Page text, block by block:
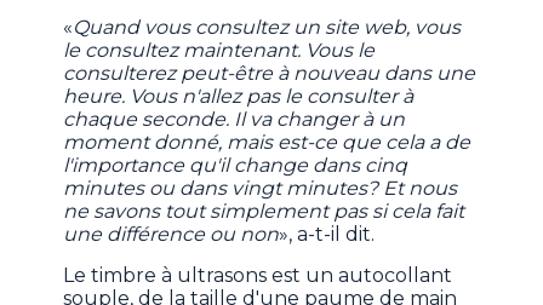
«Quand vous consultez un site web, vous
le consultez maintenant. Vous le
consulterez peut-être à nouveau dans une
heure. Vous n'allez pas le consulter à
chaque seconde. Il va changer à un
moment donné, mais est-ce que cela a de
l'importance qu'il change dans cinq
minutes ou dans vingt minutes? Et nous
ne savons tout simplement pas si cela fait
une différence ou non», a-t-il dit.
Le timbre à ultrasons est un autocollant
souple, de la taille d'une paume de main